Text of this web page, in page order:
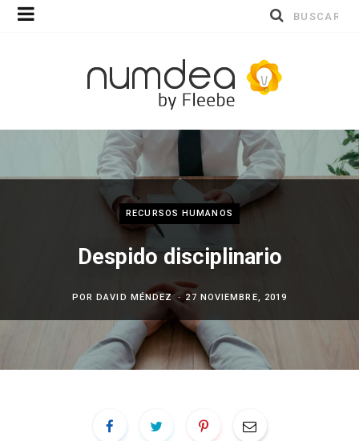
Buscar
RECURSOS HUMANOS
Despido disciplinario
PORDAVID MÉNDEZ 27 NOVIEMBRE, 2019